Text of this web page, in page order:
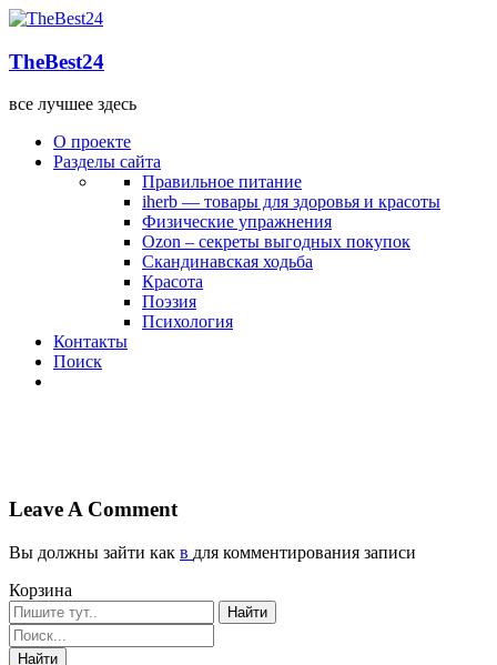
TheBest24
все лучшее здесь
О проекте
Разделы сайта
Правильное питание
iherb — товары для здоровья и красоты
Физические упражнения
Ozon – секреты выгодных покупок
Скандинавская ходьба
Красота
Поэзия
Психология
Контакты
Поиск
Leave A Comment
Вы должны зайти как в для комментирования записи
Корзина